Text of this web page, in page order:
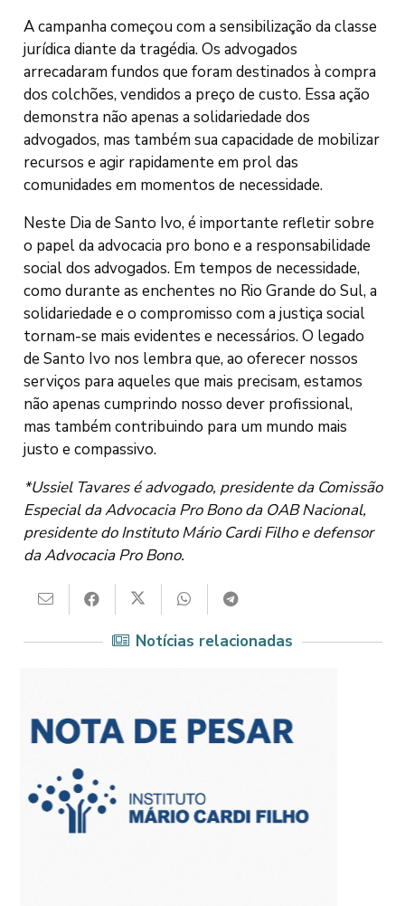
A campanha começou com a sensibilização da classe
jurídica diante da tragédia. Os advogados
arrecadaram fundos que foram destinados à compra
dos colchões, vendidos a preço de custo. Essa ação
demonstra não apenas a solidariedade dos
advogados, mas também sua capacidade de mobilizar
recursos e agir rapidamente em prol das
comunidades em momentos de necessidade.
Neste Dia de Santo Ivo, é importante refletir sobre
o papel da advocacia pro bono e a responsabilidade
social dos advogados. Em tempos de necessidade,
como durante as enchentes no Rio Grande do Sul, a
solidariedade e o compromisso com a justiça social
tornam-se mais evidentes e necessários. O legado
de Santo Ivo nos lembra que, ao oferecer nossos
serviços para aqueles que mais precisam, estamos
não apenas cumprindo nosso dever profissional,
mas também contribuindo para um mundo mais
justo e compassivo.
*Ussiel Tavares é advogado, presidente da Comissão
Especial da Advocacia Pro Bono da OAB Nacional,
presidente do Instituto Mário Cardi Filho e defensor
da Advocacia Pro Bono.
Notícias relacionadas